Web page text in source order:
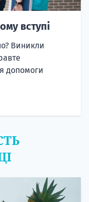
вступі
Виникли
допомоги